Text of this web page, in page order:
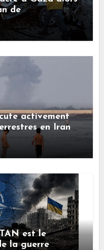
de
activement
en Iran
est le
la guerre